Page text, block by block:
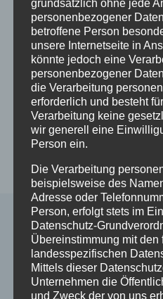
Projekt@akv-nrw.de
Stichwort:
ZURÜCK
DDR – Heimliste
Ähnliche
grundsätzlich ohne jede
personenbezogener
betroffene Person
unsere Internetseite in
könnte jedoch eine
personenbezogener
die Verarbeitung
erforderlich und besteht
Verarbeitung keine
wir generell eine
Person ein.
Die Verarbeitung
beispielsweise des
Adresse oder
Person, erfolgt stets im
Datenschutz-
Übereinstimmung mit den
landesspezifischen
Mittels dieser
Unternehmen die
und Zweck der von uns